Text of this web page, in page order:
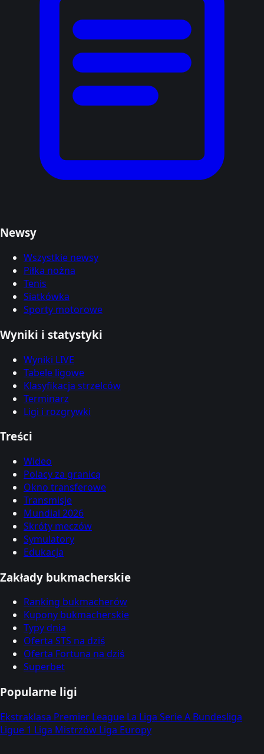
Newsy
Wszystkie newsy
Piłka nożna
Tenis
Siatkówka
Sporty motorowe
Wyniki i statystyki
Wyniki LIVE
Tabele ligowe
Klasyfikacja strzelców
Terminarz
Ligi i rozgrywki
Treści
Wideo
Polacy za granicą
Okno transferowe
Transmisje
Mundial 2026
Skróty meczów
Symulatory
Edukacja
Zakłady bukmacherskie
Ranking bukmacherów
Kupony bukmacherskie
Typy dnia
Oferta STS na dziś
Oferta Fortuna na dziś
Superbet
Popularne ligi
Ekstraklasa Premier League La Liga Serie A Bundesliga
Ligue 1 Liga Mistrzów Liga Europy